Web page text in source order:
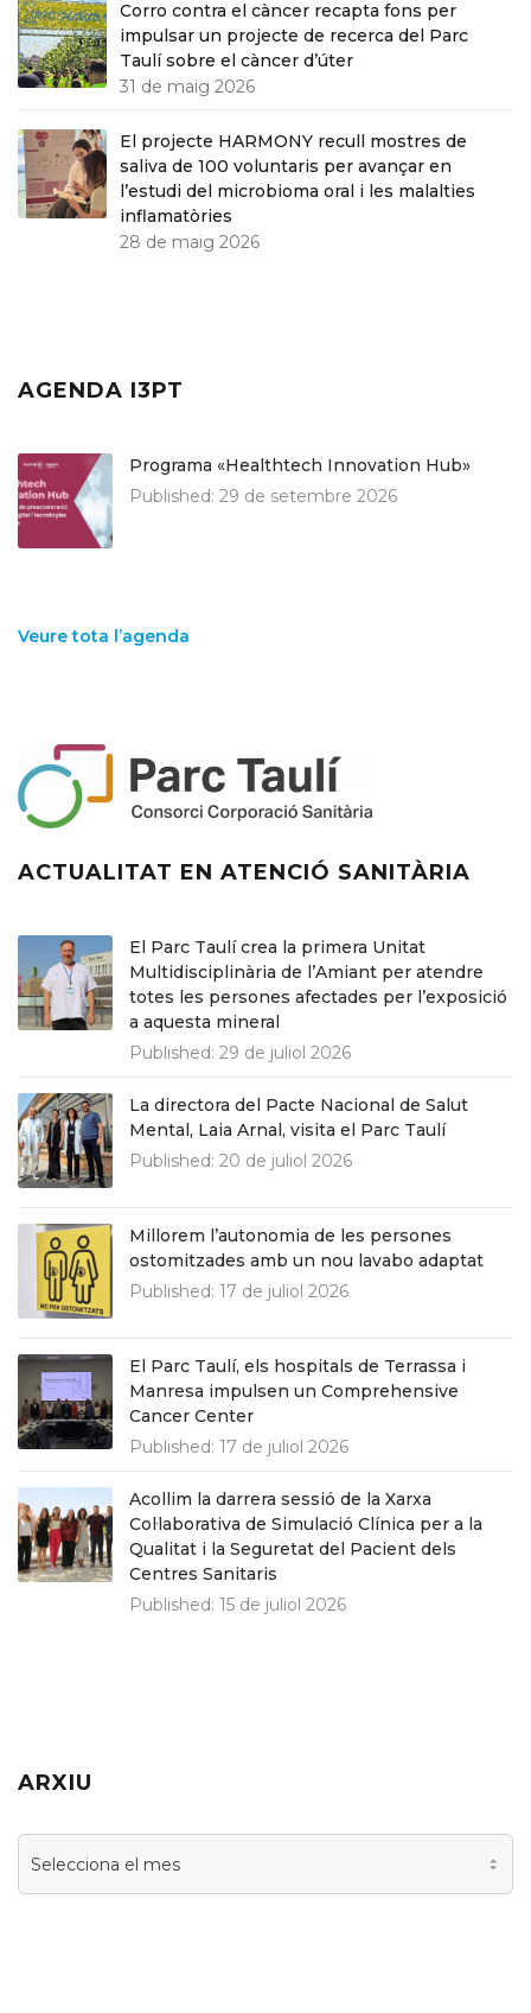
Corro contra el càncer recapta fons per
impulsar un projecte de recerca del Parc
Taulí sobre el càncer d’úter
31 de maig 2026
El projecte HARMONY recull mostres de
saliva de 100 voluntaris per avançar en
l’estudi del microbioma oral i les malalties
inflamatòries
28 de maig 2026
AGENDA I3PT
Programa «Healthtech Innovation Hub»
Published: 29 de setembre 2026
Veure tota l’agenda
ACTUALITAT EN ATENCIÓ SANITÀRIA
El Parc Taulí crea la primera Unitat
Multidisciplinària de l’Amiant per atendre
totes les persones afectades per l’exposició
a aquesta mineral
Published: 29 de juliol 2026
La directora del Pacte Nacional de Salut
Mental, Laia Arnal, visita el Parc Taulí
Published: 20 de juliol 2026
Millorem l’autonomia de les persones
ostomitzades amb un nou lavabo adaptat
Published: 17 de juliol 2026
El Parc Taulí, els hospitals de Terrassa i
Manresa impulsen un Comprehensive
Cancer Center
Published: 17 de juliol 2026
Acollim la darrera sessió de la Xarxa
Col·laborativa de Simulació Clínica per a la
Qualitat i la Seguretat del Pacient dels
Centres Sanitaris
Published: 15 de juliol 2026
ARXIU
Arxiu